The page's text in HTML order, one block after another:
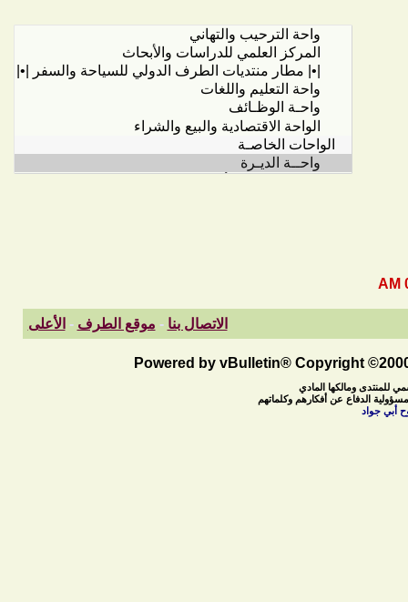
الاتصال بنا - موقع الطرف - الأعلى
Powered by vBulletin® Copyright
للمنتدى ومالكها المادي
الدفاع عن أفكارهم وكلماتهم
أبي جواد